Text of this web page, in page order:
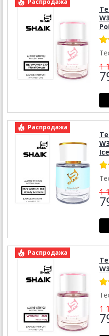
1
Распродажа
1
Распродажа
1